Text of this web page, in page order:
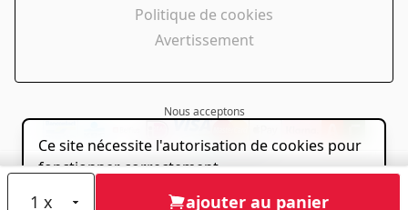
ajouter au panier
Politique de cookies
Avertissement
Nous acceptons
powered by
Ce site nécessite l'autorisation de cookies pour
fonctionner correctement.
Accepter